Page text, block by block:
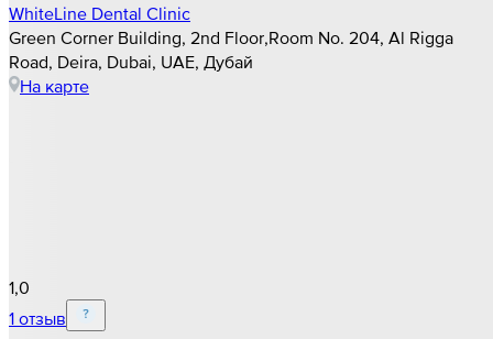
WhiteLine Dental Clinic
Green Corner Building, 2nd Floor,Room No. 204, Al Rigga
Road, Deira, Dubai, UAE, Дубай
На карте
1,0
1 отзыв